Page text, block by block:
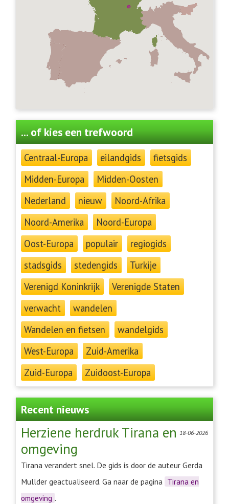
... of kies een trefwoord
Centraal-Europa eilandgids
fietsgids
Midden-Europa
Midden-Oosten
Nederland
nieuw
Noord-Afrika
Noord-Amerika
Noord-Europa
Oost-Europa
populair
regiogids
stadsgids
stedengids
Turkije
Verenigd Koninkrijk
Verenigde Staten
verwacht
wandelen
Wandelen en fietsen
wandelgids
West-Europa
Zuid-Amerika
Zuid-Europa
Zuidoost-Europa
Recent nieuws
18-06-2026
Herziene herdruk Tirana en
omgeving
Tirana verandert snel. De gids is door de auteur Gerda
Mullder geactualiseerd. Ga naar de pagina Tirana en
omgeving .